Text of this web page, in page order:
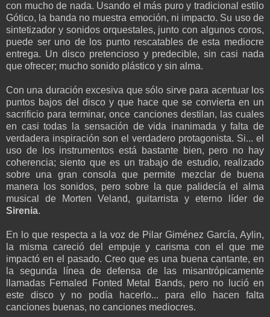
con mucho de nada. Usando el más puro y tradicional estilo
Gótico, la banda no muestra emoción, ni impacto. Su uso de
sintetizador y sonidos orquestales, junto con algunos coros,
puede ser uno de los punto rescatables de esta mediocre
entrega. Un disco pretencioso y predecible, sin casi nada
que ofrecer; mucho sonido plástico y sin alma.
Con una duración excesiva que sólo sirve para acentuar los
puntos bajos del disco y que hace que se convierta en un
sacrificio para terminar, once canciones destilan, las cuales
en casi todas la sensación de vida inanimada y falta de
verdadera inspiración son el verdadero protagonista. Si... el
uso de los instrumentos está bastante bien, pero no hay
coherencia; siento que es un trabajo de estudio, realizado
sobre una gran consola que permite mezclar de buena
manera los sonidos, pero sobre la que palidecía el alma
musical de Morten Veland, guitarrista y eterno líder de
Sirenia.
En lo que respecta a la voz de Pilar Giménez García, Aylin,
la misma careció del empuje y carisma con el que me
impactó en el pasado. Creo que es una buena cantante, en
la segunda línea de defensa de las misantrópicamente
llamadas Femaled Fonted Metal Bands, pero no lució en
este disco y no podía hacerlo... para ello hacen falta
canciones buenas, no canciones mediocres.